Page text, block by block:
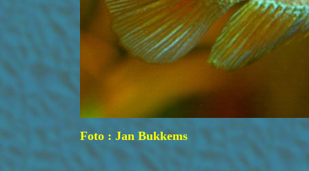
Foto : Jan Bukkems